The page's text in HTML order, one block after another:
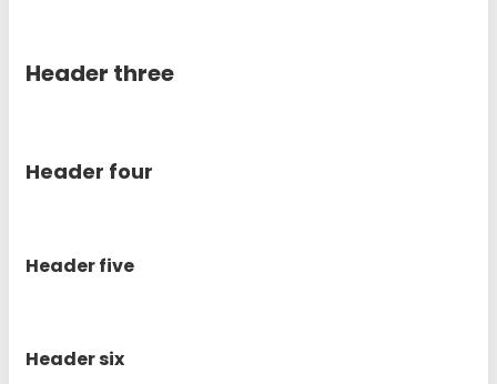
Header three
Header four
Header five
Header six